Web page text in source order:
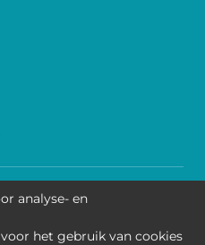
analyse- en
het gebruik van cookies